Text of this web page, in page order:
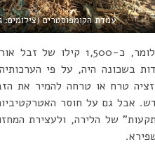
עמדת הקומפוסטרים (צילומים:
בשיא, הונפקו כ-1,500 לירות בחודש.
טרח או טרחה להמיר את
1,500 לירות “יש מאין” בחודש. אבל גם על
של הלירה, ולעצירת